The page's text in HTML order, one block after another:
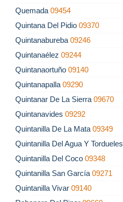
Quemada 09454
Quintana Del Pidio 09370
Quintanabureba 09246
Quintanaélez 09244
Quintanaortuño 09140
Quintanapalla 09290
Quintanar De La Sierra 09670
Quintanavides 09292
Quintanilla De La Mata 09349
Quintanilla Del Agua Y Tordueles
Quintanilla Del Coco 09348
Quintanilla San García 09271
Quintanilla Vivar 09140